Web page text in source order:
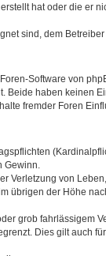
hat oder die er
sind, dem
Software von
haben keinen
fremder Foren
Verletzung von
übrigen der Höhe
grob fahrlässigem
Dies gilt auch